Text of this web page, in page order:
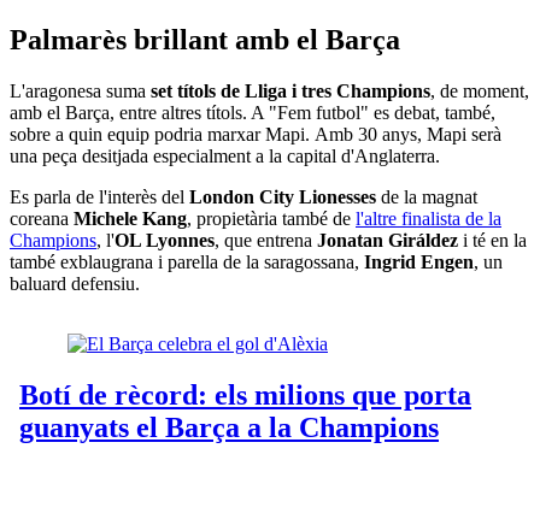
Palmarès brillant amb el Barça
L'aragonesa suma set títols de Lliga i tres Champions, de moment,
amb el Barça, entre altres títols. A "Fem futbol" es debat, també,
sobre a quin equip podria marxar Mapi. Amb 30 anys, Mapi serà
una peça desitjada especialment a la capital d'Anglaterra.
Es parla de l'interès del London City Lionesses de la magnat
coreana Michele Kang, propietària també de l'altre finalista de la
Champions, l'OL Lyonnes, que entrena Jonatan Giráldez i té en la
també exblaugrana i parella de la saragossana, Ingrid Engen, un
baluard defensiu.